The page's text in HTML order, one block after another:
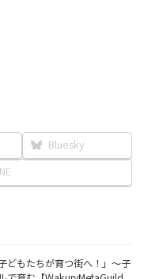
Bluesky
どもたちが育つ街へ！」〜子